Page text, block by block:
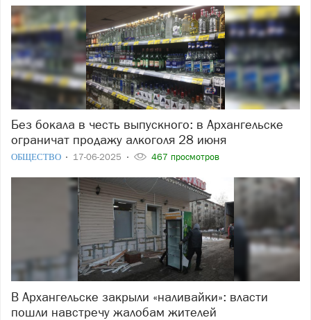
Без бокала в честь выпускного: в Архангельске
ограничат продажу алкоголя 28 июня
ОБЩЕСТВО 17-06-2025 467 просмотров
В Архангельске закрыли «наливайки»: власти
пошли навстречу жалобам жителей